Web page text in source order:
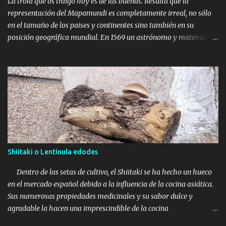
humano, Adan y Eva, el paraí...
representación del Mapamundi es completamente irreal, no sólo
en el tamaño de los paises y continentes sino también en su
posición geográfica mundial. En 1569 un astrónomo y matemático
y el cual es representado en todos sitios, incluido Google maps. El
mapa mundi que estamos acostumbrados a ver es una farsa de
dimensiones bochornosas que viene a representar una parte
norteña más grande y genial de lo que es en realidad. La idea está
bastante clara, el diseño se hizo con un propósito geopolítico de
mostrar una parte norte más poderosa y grande que los paises o
continentes del sur. Sirviéndose de la escusa de crear un
vez más, creó un mundo a su antojo y capricho. ¿Aún creeéis que la
Masonería es un invento? Supuestamente, el gran probl...
Shiitaki o Lentinula edodes
Dentro de las setas de cultivo, el Shiitaki se ha hecho un hueco
en el mercado español debido a la influencia de la cocina asiática.
Sus numerosas propiedades medicinales y su sabor dulce y
agradable la hacen una imprescindible de la cocina